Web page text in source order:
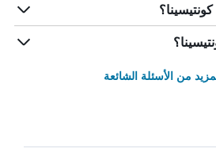
من الأسئلة الشائعة